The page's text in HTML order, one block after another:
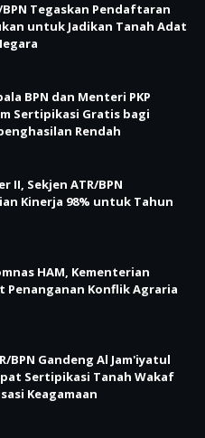
Tegaskan Pendaftaran
untuk Jadikan Tanah Adat
BPN dan Menteri PKP
Sertipikasi Gratis bagi
Rendah
II, Sekjen ATR/BPN
Kinerja 98% untuk Tahun
HAM, Kementerian
Penanganan Konflik Agraria
BPN Gandeng Al Jam'iyatul
Sertipikasi Tanah Wakaf
Keagamaan